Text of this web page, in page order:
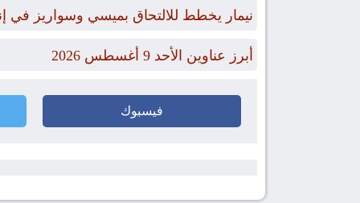
نيمار يخطط للالتحاق بميسي وسواريز في
أبرز عناوين الأحد 9 أغسطس 2026
فيسبوك